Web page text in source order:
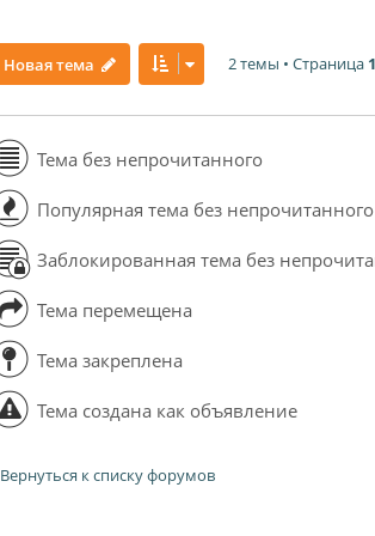
Новая тема 2 темы • Страница 1
Тема без непрочитанного
Популярная тема без непрочитанного
Заблокированная тема без
Тема перемещена
Тема закреплена
Тема создана как объявление
Вернуться к списку форумов